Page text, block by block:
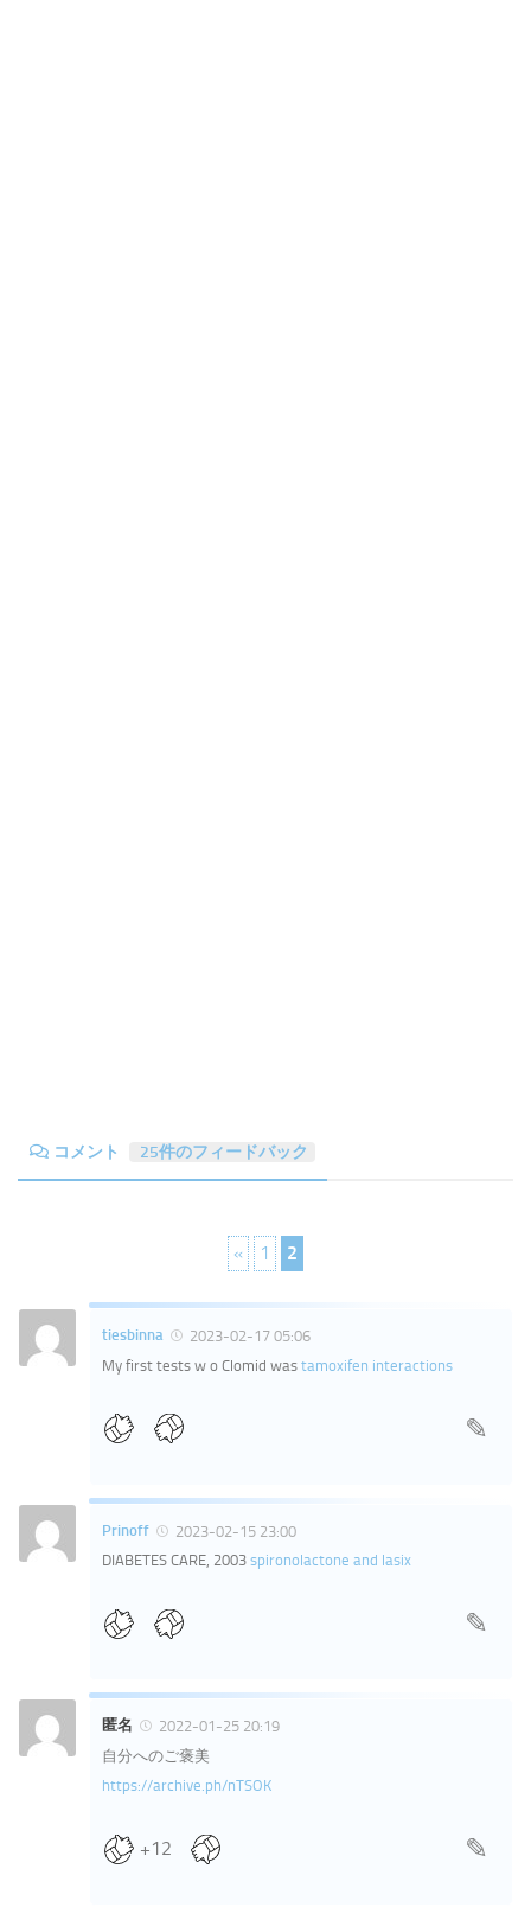
コメント 25件のフィードバック
« 1 2
tiesbinna
2023-02-17 05:06
My first tests w o Clomid was tamoxifen interactions
Prinoff
2023-02-15 23:00
DIABETES CARE, 2003 spironolactone and lasix
匿名
2022-01-25 20:19
自分へのご褒美
https://archive.ph/nTSOK
+12